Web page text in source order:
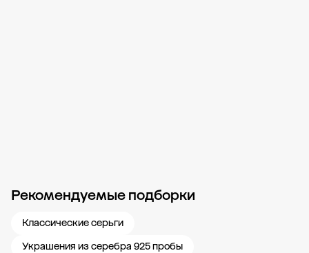
Рекомендуемые подборки
Классические серьги
Украшения из серебра 925 пробы
Новости компании Журнал ЗОЛОТОЙ Блог